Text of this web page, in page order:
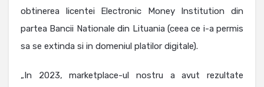
obtinerea licentei Electronic Money Institution din
partea Bancii Nationale din Lituania (ceea ce i-a permis
sa se extinda si in domeniul platilor digitale).
„In 2023, marketplace-ul nostru a avut rezultate